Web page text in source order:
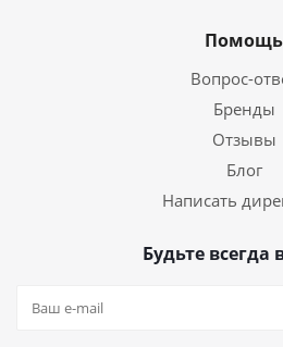
Помощь
Вопрос-
Бренды
Отзывы
Блог
Написать
Будьте всегда